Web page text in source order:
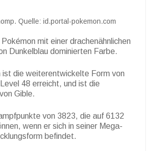
Quelle: id.portal-pokemon.com
mit einer drachenähnlichen
Dunkelblau dominierten Farbe.
ist die weiterentwickelte Form von
48 erreicht, und ist die
Gible.
von 3823, die auf 6132
wenn er sich in seiner Mega-
befindet.